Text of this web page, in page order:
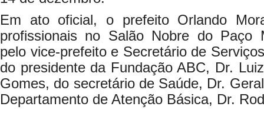
Em ato oficial, o prefeito Orlando
profissionais no Salão Nobre do Paço
pelo vice-prefeito e Secretário de
do presidente da Fundação ABC, Dr.
Gomes, do secretário de Saúde, Dr.
Departamento de Atenção Básica, Dr.